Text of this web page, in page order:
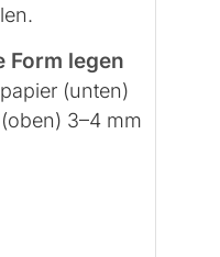
Form legen
(unten)
3–4 mm